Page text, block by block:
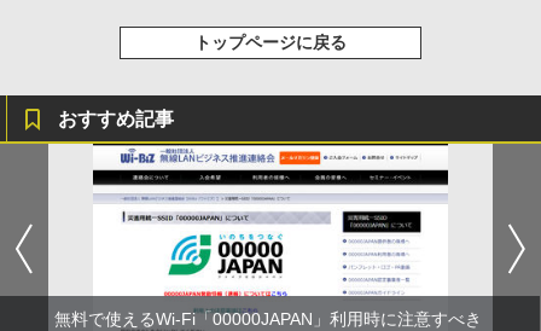
トップページに戻る
おすすめ記事
無料で使えるWi-Fi「00000JAPAN」利用時に注意すべき